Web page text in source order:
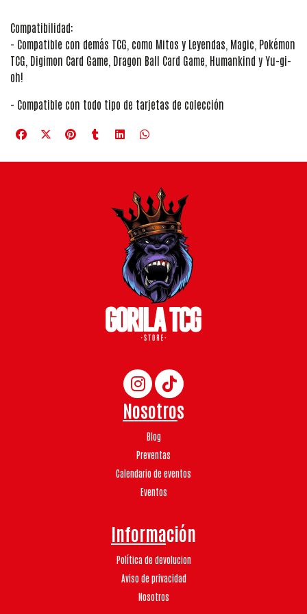
Compatibilidad:
- Compatible con demás TCG, como Mitos y Leyendas, Magic, Pokémon
TCG, Digimon Card Game, Dragon Ball Card Game, Humankind y Yu-gi-
oh!
- Compatible con todo tipo de tarjetas de colección
Nosotros
Blog
Preventas
Calendario de eventos
Eventos
Información
Política de devolucion
Aviso de privacidad
Nosotros